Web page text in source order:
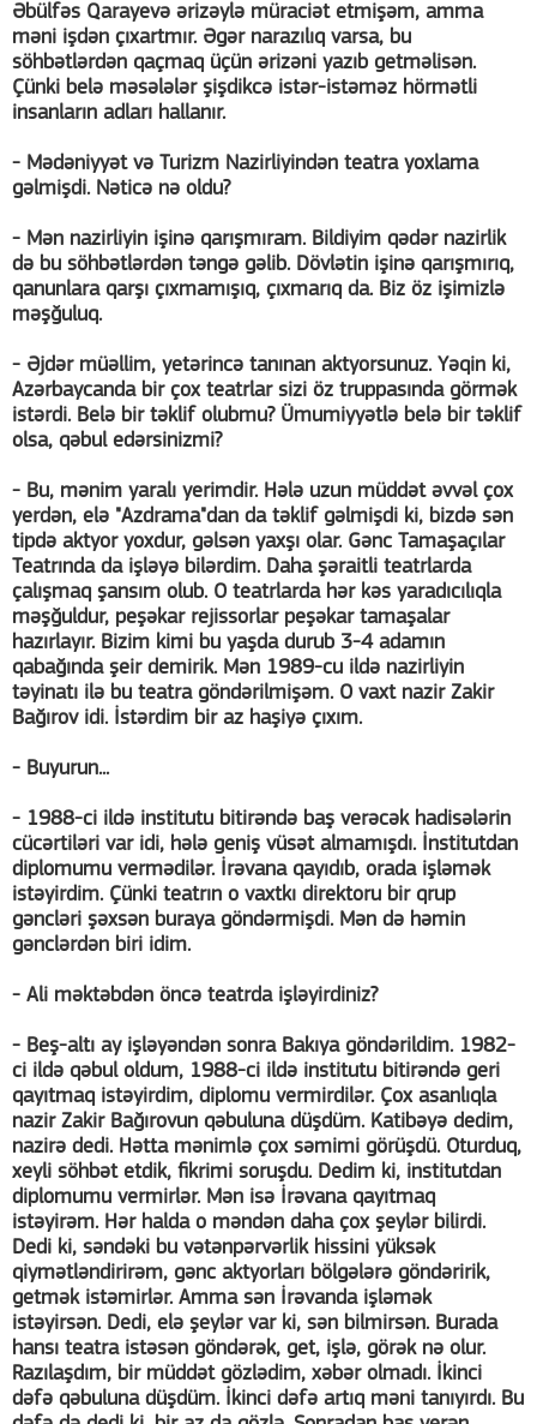
Əbülfəs Qarayevə ərizəylə müraciət etmişəm, amma
məni işdən çıxartmır. Əgər narazılıq varsa, bu
söhbətlərdən qaçmaq üçün ərizəni yazıb getməlisən.
Çünki belə məsələlər şişdikcə istər-istəməz hörmətli
insanların adları hallanır.
- Mədəniyyət və Turizm Nazirliyindən teatra yoxlama
gəlmişdi. Nəticə nə oldu?
- Mən nazirliyin işinə qarışmıram. Bildiyim qədər nazirlik
də bu söhbətlərdən təngə gəlib. Dövlətin işinə qarışmırıq,
qanunlara qarşı çıxmamışıq, çıxmarıq da. Biz öz işimizlə
məşğuluq.
- Əjdər müəllim, yetərincə tanınan aktyorsunuz. Yəqin ki,
Azərbaycanda bir çox teatrlar sizi öz truppasında görmək
istərdi. Belə bir təklif olubmu? Ümumiyyətlə belə bir təklif
olsa, qəbul edərsinizmi?
- Bu, mənim yaralı yerimdir. Hələ uzun müddət əvvəl çox
yerdən, elə "Azdrama"dan da təklif gəlmişdi ki, bizdə sən
tipdə aktyor yoxdur, gəlsən yaxşı olar. Gənc Tamaşaçılar
Teatrında da işləyə bilərdim. Daha şəraitli teatrlarda
çalışmaq şansım olub. O teatrlarda hər kəs yaradıcılıqla
məşğuldur, peşəkar rejissorlar peşəkar tamaşalar
hazırlayır. Bizim kimi bu yaşda durub 3-4 adamın
qabağında şeir demirik. Mən 1989-cu ildə nazirliyin
təyinatı ilə bu teatra göndərilmişəm. O vaxt nazir Zakir
Bağırov idi. İstərdim bir az haşiyə çıxım.
- Buyurun...
- 1988-ci ildə institutu bitirəndə baş verəcək hadisələrin
cücərtiləri var idi, hələ geniş vüsət almamışdı. İnstitutdan
diplomumu vermədilər. İrəvana qayıdıb, orada işləmək
istəyirdim. Çünki teatrın o vaxtkı direktoru bir qrup
gəncləri şəxsən buraya göndərmişdi. Mən də həmin
gənclərdən biri idim.
- Ali məktəbdən öncə teatrda işləyirdiniz?
- Beş-altı ay işləyəndən sonra Bakıya göndərildim. 1982-
ci ildə qəbul oldum, 1988-ci ildə institutu bitirəndə geri
qayıtmaq istəyirdim, diplomu vermirdilər. Çox asanlıqla
nazir Zakir Bağırovun qəbuluna düşdüm. Katibəyə dedim,
nazirə dedi. Hətta mənimlə çox səmimi görüşdü. Oturduq,
xeyli söhbət etdik, fikrimi soruşdu. Dedim ki, institutdan
diplomumu vermirlər. Mən isə İrəvana qayıtmaq
istəyirəm. Hər halda o məndən daha çox şeylər bilirdi.
Dedi ki, səndəki bu vətənpərvərlik hissini yüksək
qiymətləndirirəm, gənc aktyorları bölgələrə göndəririk,
getmək istəmirlər. Amma sən İrəvanda işləmək
istəyirsən. Dedi, elə şeylər var ki, sən bilmirsən. Burada
hansı teatra istəsən göndərək, get, işlə, görək nə olur.
Razılaşdım, bir müddət gözlədim, xəbər olmadı. İkinci
dəfə qəbuluna düşdüm. İkinci dəfə artıq məni tanıyırdı. Bu